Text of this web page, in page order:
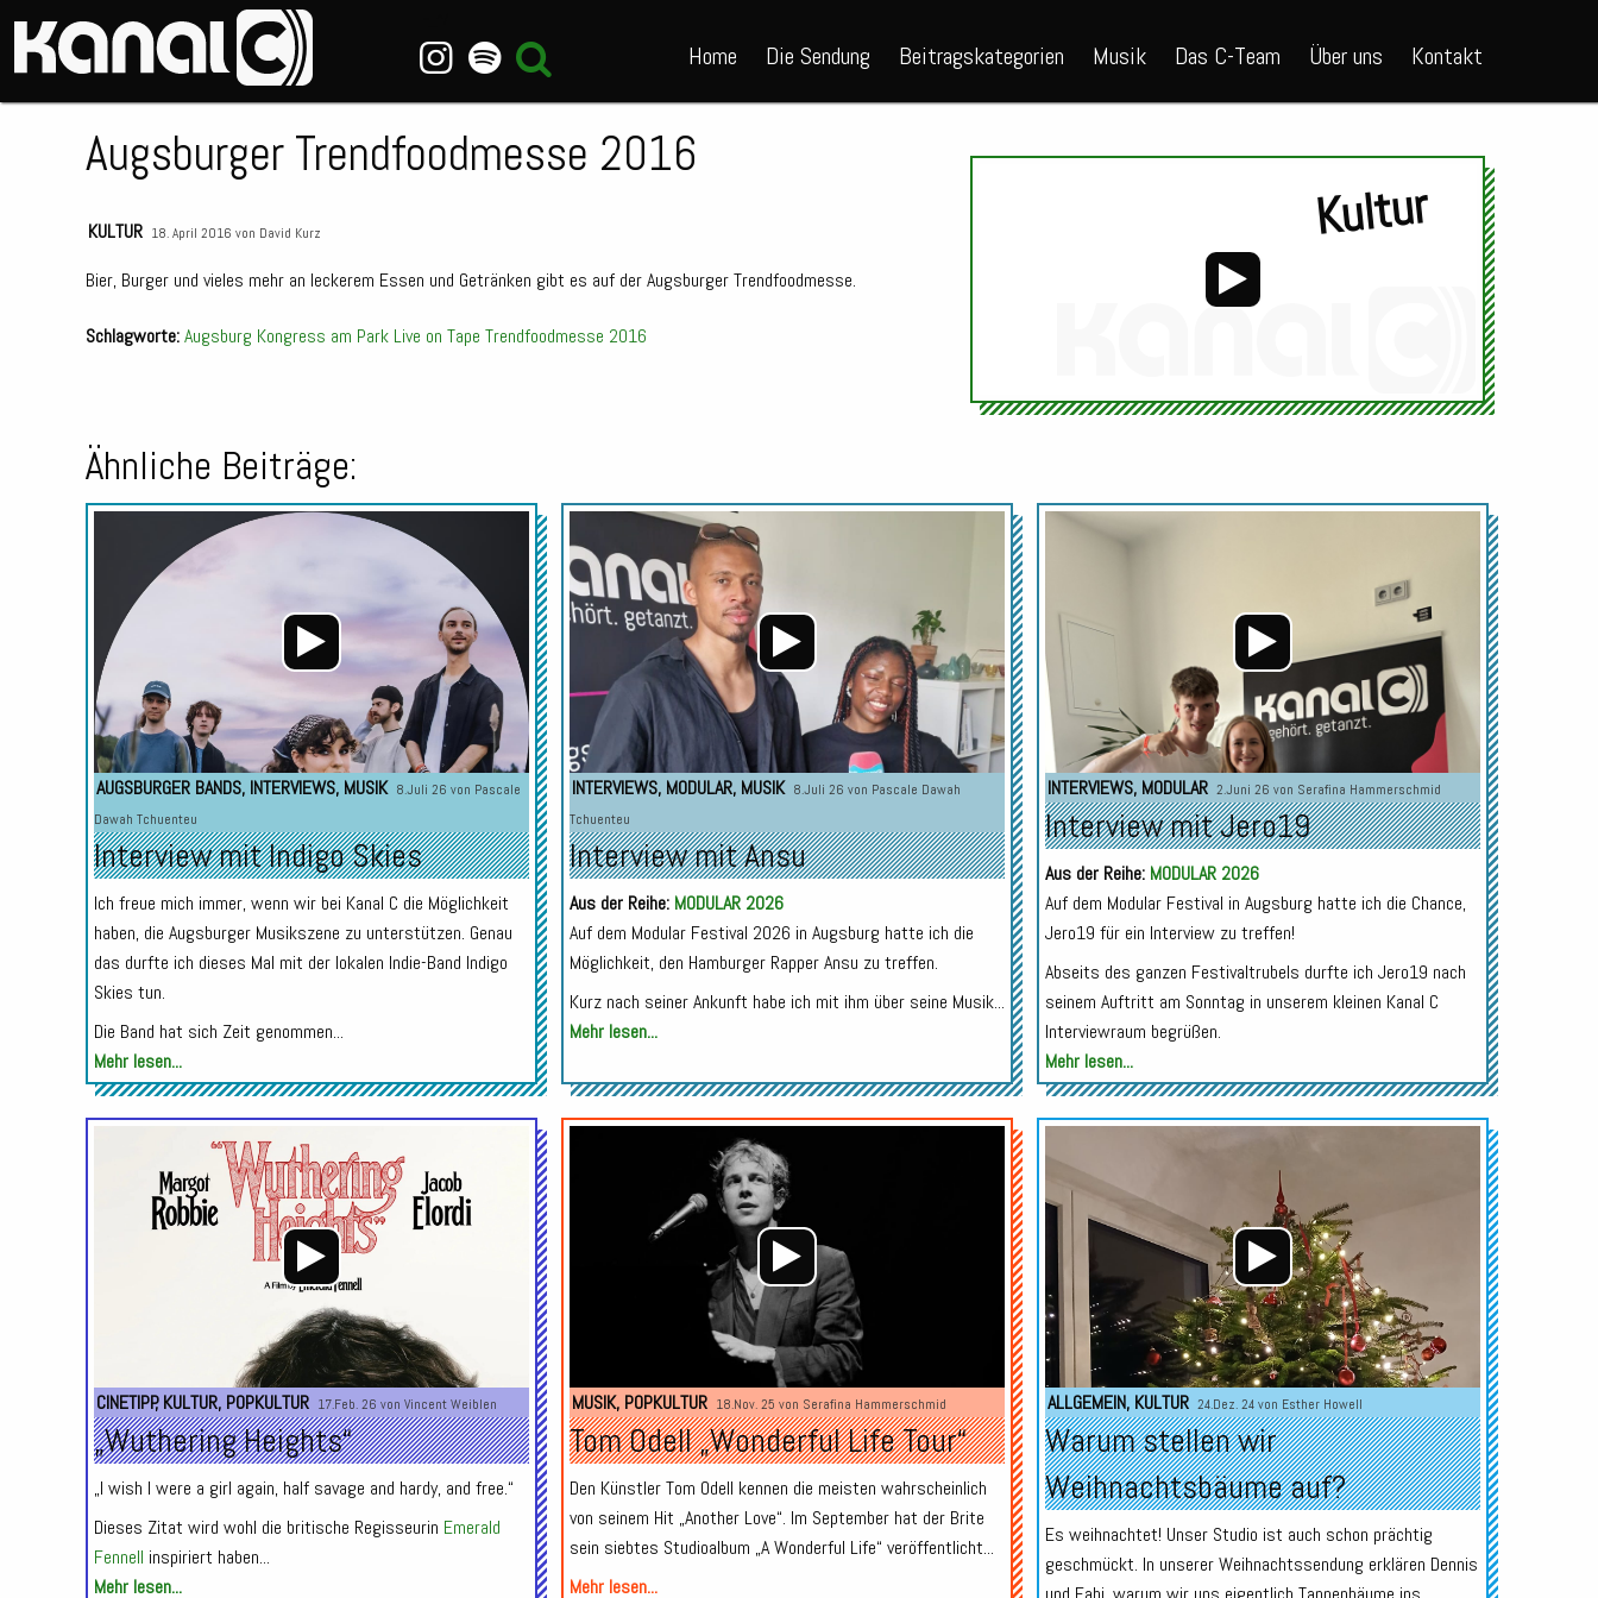
Home Die Sendung Beitragskategorien Musik Das C-Team Über uns Kontakt
Kultur
Audio-
Augsburger Trendfoodmesse 2016
KULTUR 18. April 2016 von David Kurz
Bier, Burger und vieles mehr an leckerem Essen und Getränken gibt es auf der Augsburger Trendfoodmesse.
Schlagworte:Augsburg Kongress am Park Live on Tape Trendfoodmesse 2016
Ähnliche Beiträge:
Audio-
Player
AUGSBURGER BANDS, INTERVIEWS, MUSIK 8.Juli 26 von Pascale
Dawah Tchuenteu
Interview mit Indigo Skies
Ich freue mich immer, wenn wir bei Kanal C die Möglichkeit
haben, die Augsburger Musikszene zu unterstützen. Genau
das durfte ich dieses Mal mit der lokalen Indie-Band Indigo
Skies tun.
Die Band hat sich Zeit genommen...
Mehr lesen...
Audio-
Player
INTERVIEWS, MODULAR, MUSIK 8.Juli 26 von Pascale Dawah
Tchuenteu
Interview mit Ansu
Aus der Reihe: MODULAR 2026
Auf dem Modular Festival 2026 in Augsburg hatte ich die
Möglichkeit, den Hamburger Rapper Ansu zu treffen.
Kurz nach seiner Ankunft habe ich mit ihm über seine Musik...
Mehr lesen...
Audio-
Player
INTERVIEWS, MODULAR 2.Juni 26 von Serafina Hammerschmid
Interview mit Jero19
Aus der Reihe: MODULAR 2026
Auf dem Modular Festival in Augsburg hatte ich die Chance,
Jero19 für ein Interview zu treffen!
Abseits des ganzen Festivaltrubels durfte ich Jero19 nach
seinem Auftritt am Sonntag in unserem kleinen Kanal C
Interviewraum begrüßen.
Mehr lesen...
Audio-
Player
CINETIPP,KULTUR, POPKULTUR 17.Feb. 26 von Vincent Weiblen
„Wuthering Heights“
„I wish I were a girl again, half savage and hardy, and free.“
Dieses Zitat wird wohl die britische Regisseurin Emerald
Fennell inspiriert haben...
Mehr lesen...
Audio-
Player
MUSIK, POPKULTUR 18.Nov. 25 von Serafina Hammerschmid
Tom Odell „Wonderful Life Tour“
Den Künstler Tom Odell kennen die meisten wahrscheinlich
von seinem Hit „Another Love“. Im September hat der Brite
sein siebtes Studioalbum „A Wonderful Life“ veröffentlicht...
Mehr lesen...
Audio-
Player
ALLGEMEIN, KULTUR 24.Dez. 24 von Esther Howell
Warum stellen wir
Weihnachtsbäume auf?
Es weihnachtet! Unser Studio ist auch schon prächtig
geschmückt. In unserer Weihnachtssendung erklären Dennis